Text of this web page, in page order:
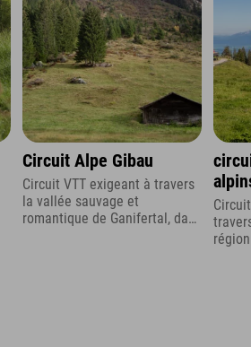
Circuit Alpe Gibau
Circuit VTT exigeant à travers
la vallée sauvage et
romantique de Ganifertal, dans